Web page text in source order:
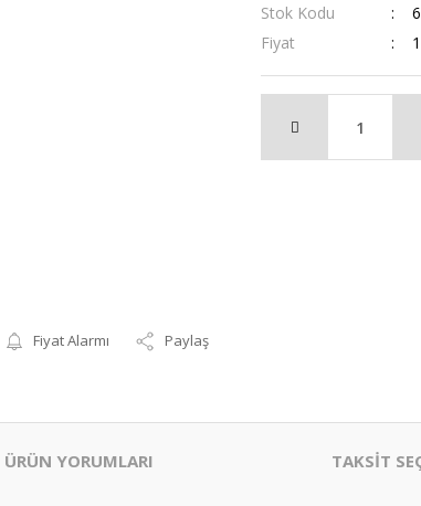
Fiyat Alarmı Paylaş
Stok Kodu
Fiyat
ÜRÜN YORUMLARI TAKSİT